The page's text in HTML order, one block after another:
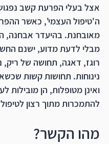
אצל בעלי הפרעת קשב
ה'טיפול העצמי', כאשר
מאובחנת. בהיעדר אבחנה,
מבלי לדעת מדוע, ישנם
רוגז, דאגה, תחושה של ריק,
נינוחות. תחושות קשות
ואינן מטופלות, הן מובילות
להתמכרות מתוך רצון
מהו הקשר?